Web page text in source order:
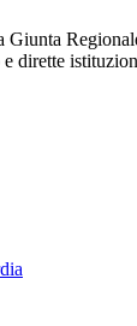
Giunta
dirette